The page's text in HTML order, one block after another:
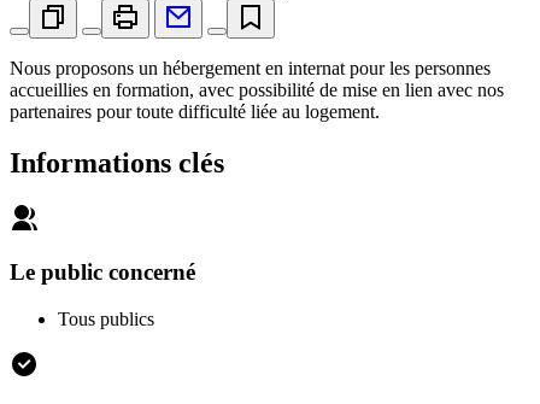
Nous proposons un hébergement en internat pour les personnes
accueillies en formation, avec possibilité de mise en lien avec nos
partenaires pour toute difficulté liée au logement.
Informations clés
Le public concerné
Tous publics